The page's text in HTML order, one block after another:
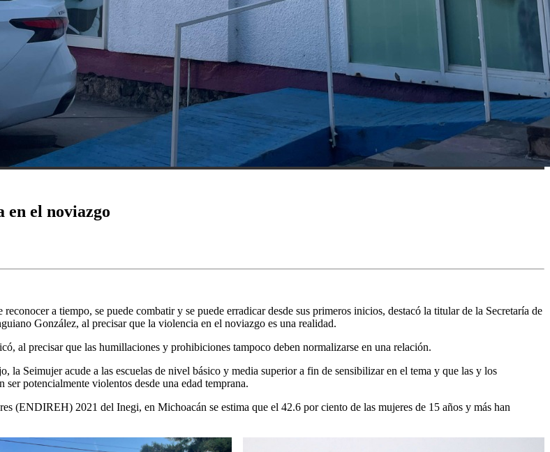
el noviazgo
a tiempo, se puede combatir y se puede erradicar desde sus primeros inicios, destacó la titular de la Secretaría de
González, al precisar que la violencia en el noviazgo es una realidad.
al precisar que las humillaciones y prohibiciones tampoco deben normalizarse en una relación.
Seimujer acude a las escuelas de nivel básico y media superior a fin de sensibilizar en el tema y que las y los
potencialmente violentos desde una edad temprana.
(ENDIREH) 2021 del Inegi, en Michoacán se estima que el 42.6 por ciento de las mujeres de 15 años y más han